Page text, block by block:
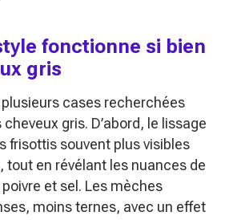
fonctionne si bien
gris
cases recherchées
gris. D’abord, le lissage
frisottis souvent plus visibles
tout en révélant les nuances de
et sel. Les mèches
moins ternes, avec un effet